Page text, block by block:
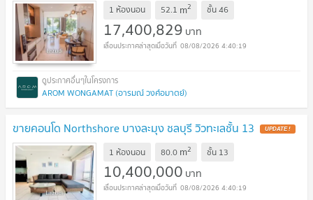
1 ห้องนอน 52.1 m2 ชั้น46
17,400,829 บาท
08/08/2026 4:40:19
AROM WONGAMAT (อารมณ์ วงศ์อมาตย์)
ขายคอนโด Northshore บางละมุง ชลบุรี วิวทะเลชั้น 13 UPDATE !
1 ห้องนอน 80.0 m2 ชั้น 13
10,400,000 บาท
08/08/2026 4:40:19